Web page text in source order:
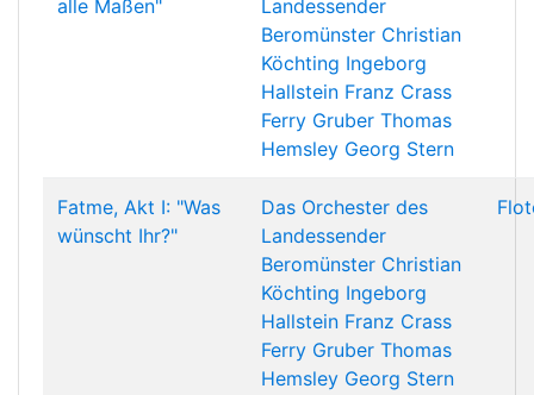
alle Maßen"
Landessender
Beromünster Christian
Köchting Ingeborg
Hallstein Franz Crass
Ferry Gruber Thomas
Hemsley Georg Stern
Fatme, Akt I: "Was
wünscht Ihr?"
Das Orchester des
Landessender
Beromünster Christian
Köchting Ingeborg
Hallstein Franz Crass
Ferry Gruber Thomas
Hemsley Georg Stern